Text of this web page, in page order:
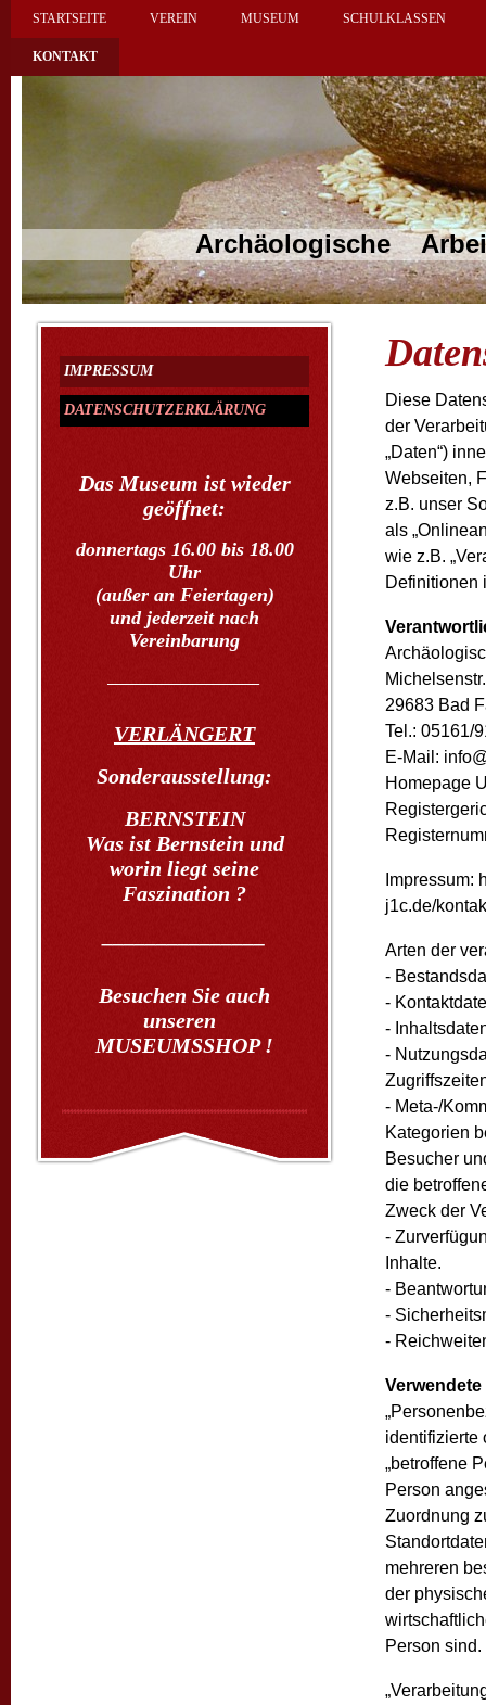
STARTSEITE VEREIN MUSEUM SCHULKLASSEN
KONTAKT
Archäologische
IMPRESSUM
DATENSCHUTZERKLÄRUNG
Das Museum ist wieder
geöffnet:
donnertags 16.00 bis 18.00
Uhr
(außer an Feiertagen)
und jederzeit nach
Vereinbarung
VERLÄNGERT
Sonderausstellung:
BERNSTEIN
Was ist Bernstein und
worin liegt seine
Faszination ?
Besuchen Sie auch
unseren
MUSEUMSSHOP !
Diese
der
„Daten“)
Webseiten,
z.B. unser
als
wie z.B.
Definitionen
29683 Bad
Tel.: 05161/
E-Mail:
Homepage
Impressum:
j1c.de/
Arten der
-
-
-
-
- Meta-/
Kategorien
Besucher
die
Zweck der
-
Inhalte.
-
-
-
identifizierte
„betroffene
Person
Zuordnung
mehreren
der
Person sind.